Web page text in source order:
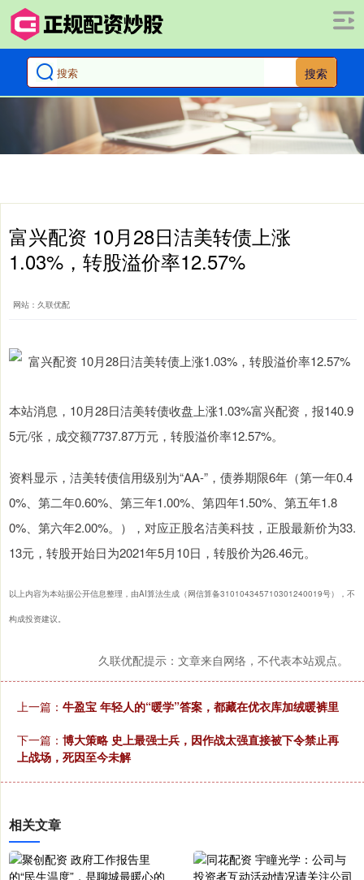
搜索
富兴配资 10月28日洁美转债上涨
1.03%，转股溢价率12.57%
网站：久联优配
本站消息，10月28日洁美转债收盘上涨1.03%富兴配资，报140.9
5元/张，成交额7737.87万元，转股溢价率12.57%。
资料显示，洁美转债信用级别为“AA-”，债券期限6年（第一年0.4
0%、第二年0.60%、第三年1.00%、第四年1.50%、第五年1.8
0%、第六年2.00%。），对应正股名洁美科技，正股最新价为33.
13元，转股开始日为2021年5月10日，转股价为26.46元。
以上内容为本站据公开信息整理，由AI算法生成（网信算备310104345710301240019号），不
构成投资建议。
久联优配提示：文章来自网络，不代表本站观点。
上一篇： 牛盈宝 年轻人的“暖学”答案，都藏在优衣库加绒暖裤里
下一篇： 博大策略 史上最强士兵，因作战太强直接被下令禁止再
上战场，死因至今未解
相关文章